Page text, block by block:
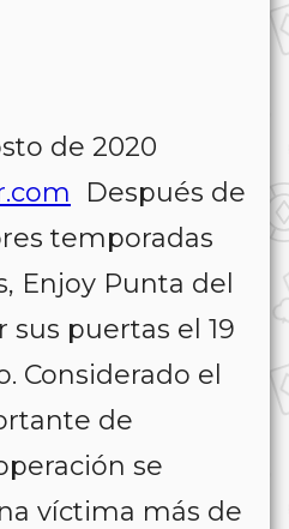
de 2020
Después de
temporadas
Enjoy Punta del
sus puertas el 19
Considerado el
de
se
víctima más de